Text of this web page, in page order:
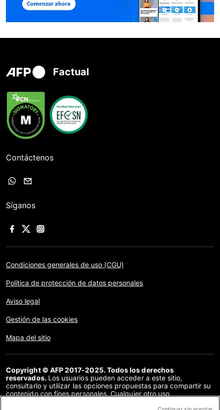
Factual
Contáctenos
Síganos
Condiciones generales de uso (CGU)
Política de protección de datos personales
Aviso legal
Gestión de las cookies
Mapa del sitio
Copyright © AFP 2017-2025. Todos los derechos
reservados. Los usuarios pueden acceder a este sitio,
consultarlo y utilizar las opciones propuestas para compartir su
contenido con fines personales. Cualquier otro uso,